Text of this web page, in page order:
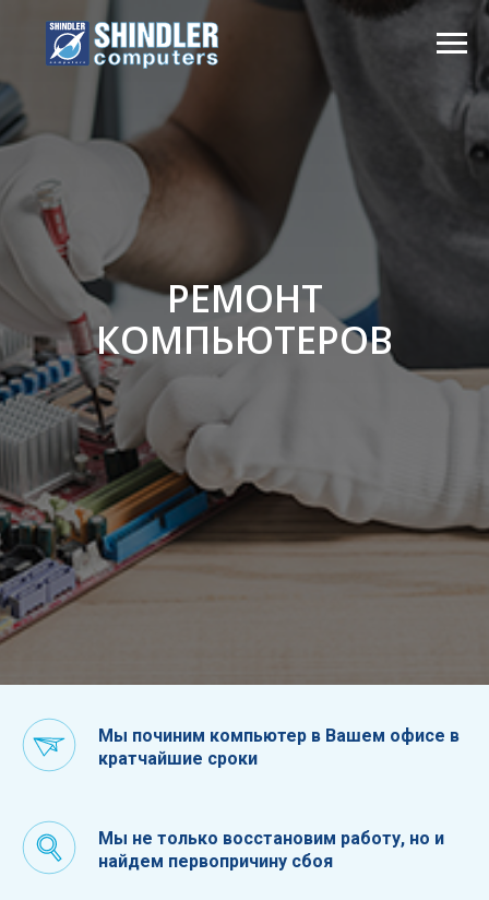
РЕМОНТ
КОМПЬЮТЕРОВ
Мы починим компьютер в Вашем офисе в
кратчайшие сроки
Мы не только восстановим работу, но и
найдем первопричину сбоя